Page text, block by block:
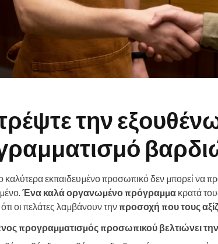
την
καλύτερα εκπαιδευμένο προσωπικό δεν μπορεί να
Ένα καλά οργανωμένο πρόγραμμα κρατά
οι πελάτες λαμβάνουν την προσοχή που τους
προγραμματισμός προσωπικού βελτιώνει